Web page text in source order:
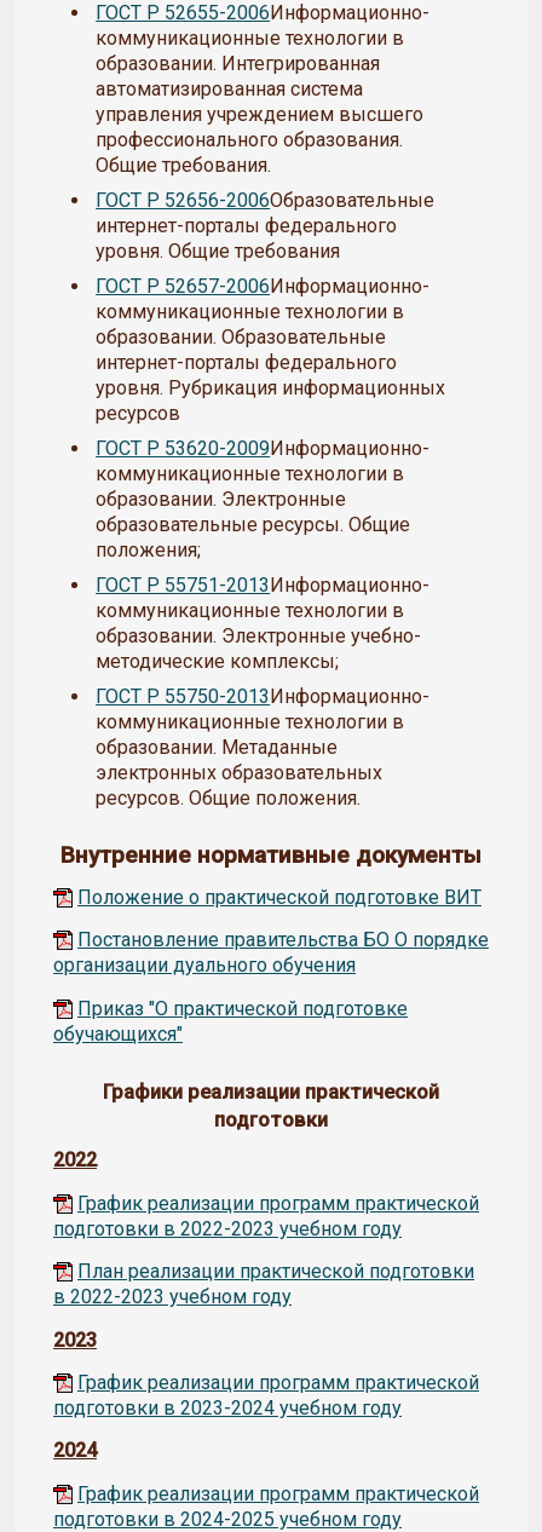
ГОСТ Р 52655-2006 Информационно-
коммуникационные технологии в
образовании. Интегрированная
автоматизированная система
управления учреждением высшего
профессионального образования.
Общие требования.
ГОСТ Р 52656-2006Образовательные
интернет-порталы федерального
уровня. Общие требования
ГОСТ Р 52657-2006 Информационно-
коммуникационные технологии в
образовании. Образовательные
интернет-порталы федерального
уровня. Рубрикация информационных
ресурсов
ГОСТ Р 53620-2009Информационно-
коммуникационные технологии в
образовании. Электронные
образовательные ресурсы. Общие
положения;
ГОСТ Р 55751-2013 Информационно-
коммуникационные технологии в
образовании. Электронные учебно-
методические комплексы;
ГОСТ Р 55750-2013 Информационно-
коммуникационные технологии в
образовании. Метаданные
электронных образовательных
ресурсов. Общие положения.
Внутренние нормативные документы
Положение о практической подготовке ВИТ
Постановление правительства БО О порядке
организации дуального обучения
Приказ "О практической подготовке
обучающихся"
Графики реализации практической
подготовки
2022
График реализации программ практической
подготовки в 2022-2023 учебном году
План реализации практической подготовки
в 2022-2023 учебном году
2023
График реализации программ практической
подготовки в 2023-2024 учебном году
2024
График реализации программ практической
подготовки в 2024-2025 учебном году